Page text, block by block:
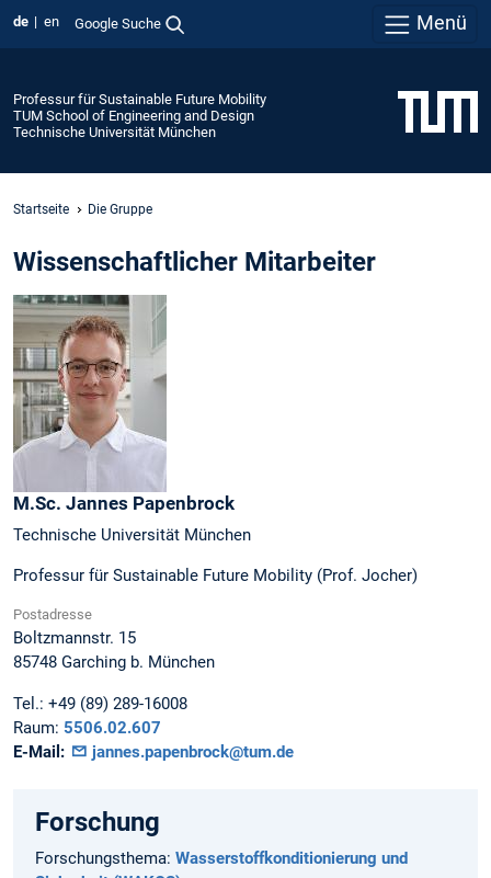
de en Google Suche Menü
Professur für Sustainable Future Mobility
TUM School of Engineering and Design
Technische Universität München
Startseite Die Gruppe
Wissenschaftlicher Mitarbeiter
M.Sc. Jannes Papenbrock
Technische Universität München
Professur für Sustainable Future Mobility (Prof. Jocher)
Postadresse
Boltzmannstr. 15
85748 Garching b. München
Tel.: +49 (89) 289-16008
Raum: 5506.02.607
E-Mail:
jannes.papenbrock@tum.de
Forschung
Forschungsthema: Wasserstoffkonditionierung und